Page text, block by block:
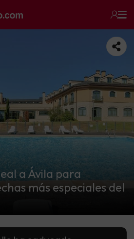
a Ávila para
más especiales del